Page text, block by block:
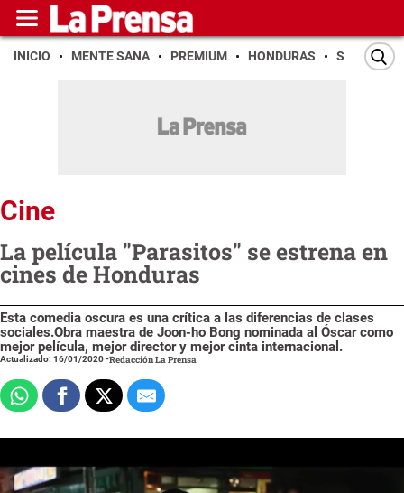
INICIO MENTE SANA PREMIUM HONDURAS SAN PEDRO
Cine
La película "Parasitos" se estrena en
cines de Honduras
Esta comedia oscura es una crítica a las diferencias de clases
sociales.Obra maestra de Joon-ho Bong nominada al Óscar como
mejor película, mejor director y mejor cinta internacional.
Actualizado: 16/01/2020-Redacción La Prensa